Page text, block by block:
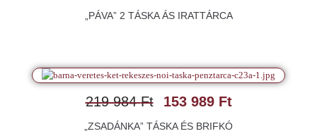
„PÁVA” 2 TÁSKA ÁS IRATTÁRCA
219 984Ft 153 989 Ft
„ZSADÁNKA” TÁSKA ÉS BRIFKÓ